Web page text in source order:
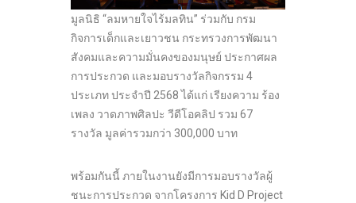
มูลนิธิ “ลมหายใจไร้มลทิน” ร่วมกับ กรม
กิจการเด็กและเยาวชน กระทรวงการพัฒนา
สังคมและความมั่นคงของมนุษย์ ประกาศผล
การประกวด และมอบรางวัลกิจกรรม 4
ประเภท ประจำปี 2568 ได้แก่ เรียงความ ร้อง
เพลง วาดภาพศิลปะ วีดีโอคลิป รวม 67
รางวัล มูลค่ารวมกว่า 300,000 บาท
พร้อมกันนี้ ภายในงานยังมีการมอบรางวัลผู้
ชนะการประกวด จากโครงการ Kid D Project